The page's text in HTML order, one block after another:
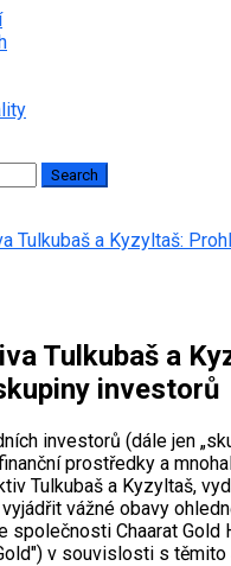
Tulkubaš a Kyzyltaš:
Tulkubaš a
investorů
investorů (dále jen
prostředky a
Tulkubaš a Kyzyltaš,
vážné obavy
společnosti Chaarat Gold
v souvislosti s těmito